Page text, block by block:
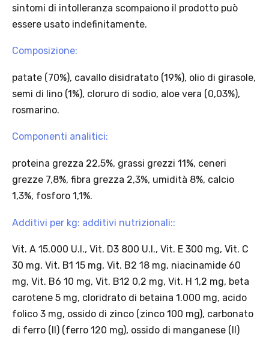
sintomi di intolleranza scompaiono il prodotto può
essere usato indefinitamente.
Composizione:
patate (70%), cavallo disidratato (19%), olio di girasole,
semi di lino (1%), cloruro di sodio, aloe vera (0,03%),
rosmarino.
Componenti analitici:
proteina grezza 22,5%, grassi grezzi 11%, ceneri
grezze 7,8%, fibra grezza 2,3%, umidità 8%, calcio
1,3%, fosforo 1,1%.
Additivi per kg: additivi nutrizionali::
Vit. A 15.000 U.I., Vit. D3 800 U.I., Vit. E 300 mg, Vit. C
30 mg, Vit. B1 15 mg, Vit. B2 18 mg, niacinamide 60
mg, Vit. B6 10 mg, Vit. B12 0,2 mg, Vit. H 1,2 mg, beta
carotene 5 mg, cloridrato di betaina 1.000 mg, acido
folico 3 mg, ossido di zinco (zinco 100 mg), carbonato
di ferro (II) (ferro 120 mg), ossido di manganese (II)
Offerta valida solo con consegna InPost, fino al 16
agosto 2026.
Regole dell’offerta
Platinum.
· Condizione di validità: lo sconto è applicabile solo se il cliente
seleziona la spedizione InPost.
· Durata: offerta valida per 2 settimane dal lancio 2–16 agosto 2026 .
offerta, l’intero carrello viene spedito tramite InPost (non più
· Limite di peso: il carrello spedito con InPost non può superare 25
kg complessivi (peso lordo dei prodotti).
Scopri i prodotti Platinum